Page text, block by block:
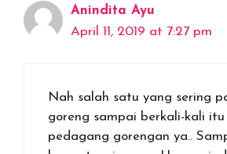
Anindita Ayu
April 11, 2019 at 7:27 pm
Nah salah satu yang sering
goreng sampai berkali-kali itu
pedagang gorengan ya..